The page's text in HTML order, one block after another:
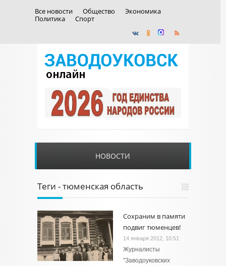
Все новости Общество
Экономика
Политика
Спорт
НОВОСТИ
Теги - тюменская область
Сохраним в памяти
подвиг тюменцев!
14 января 2012, 10:51
Журналисты
"Заводоуковских